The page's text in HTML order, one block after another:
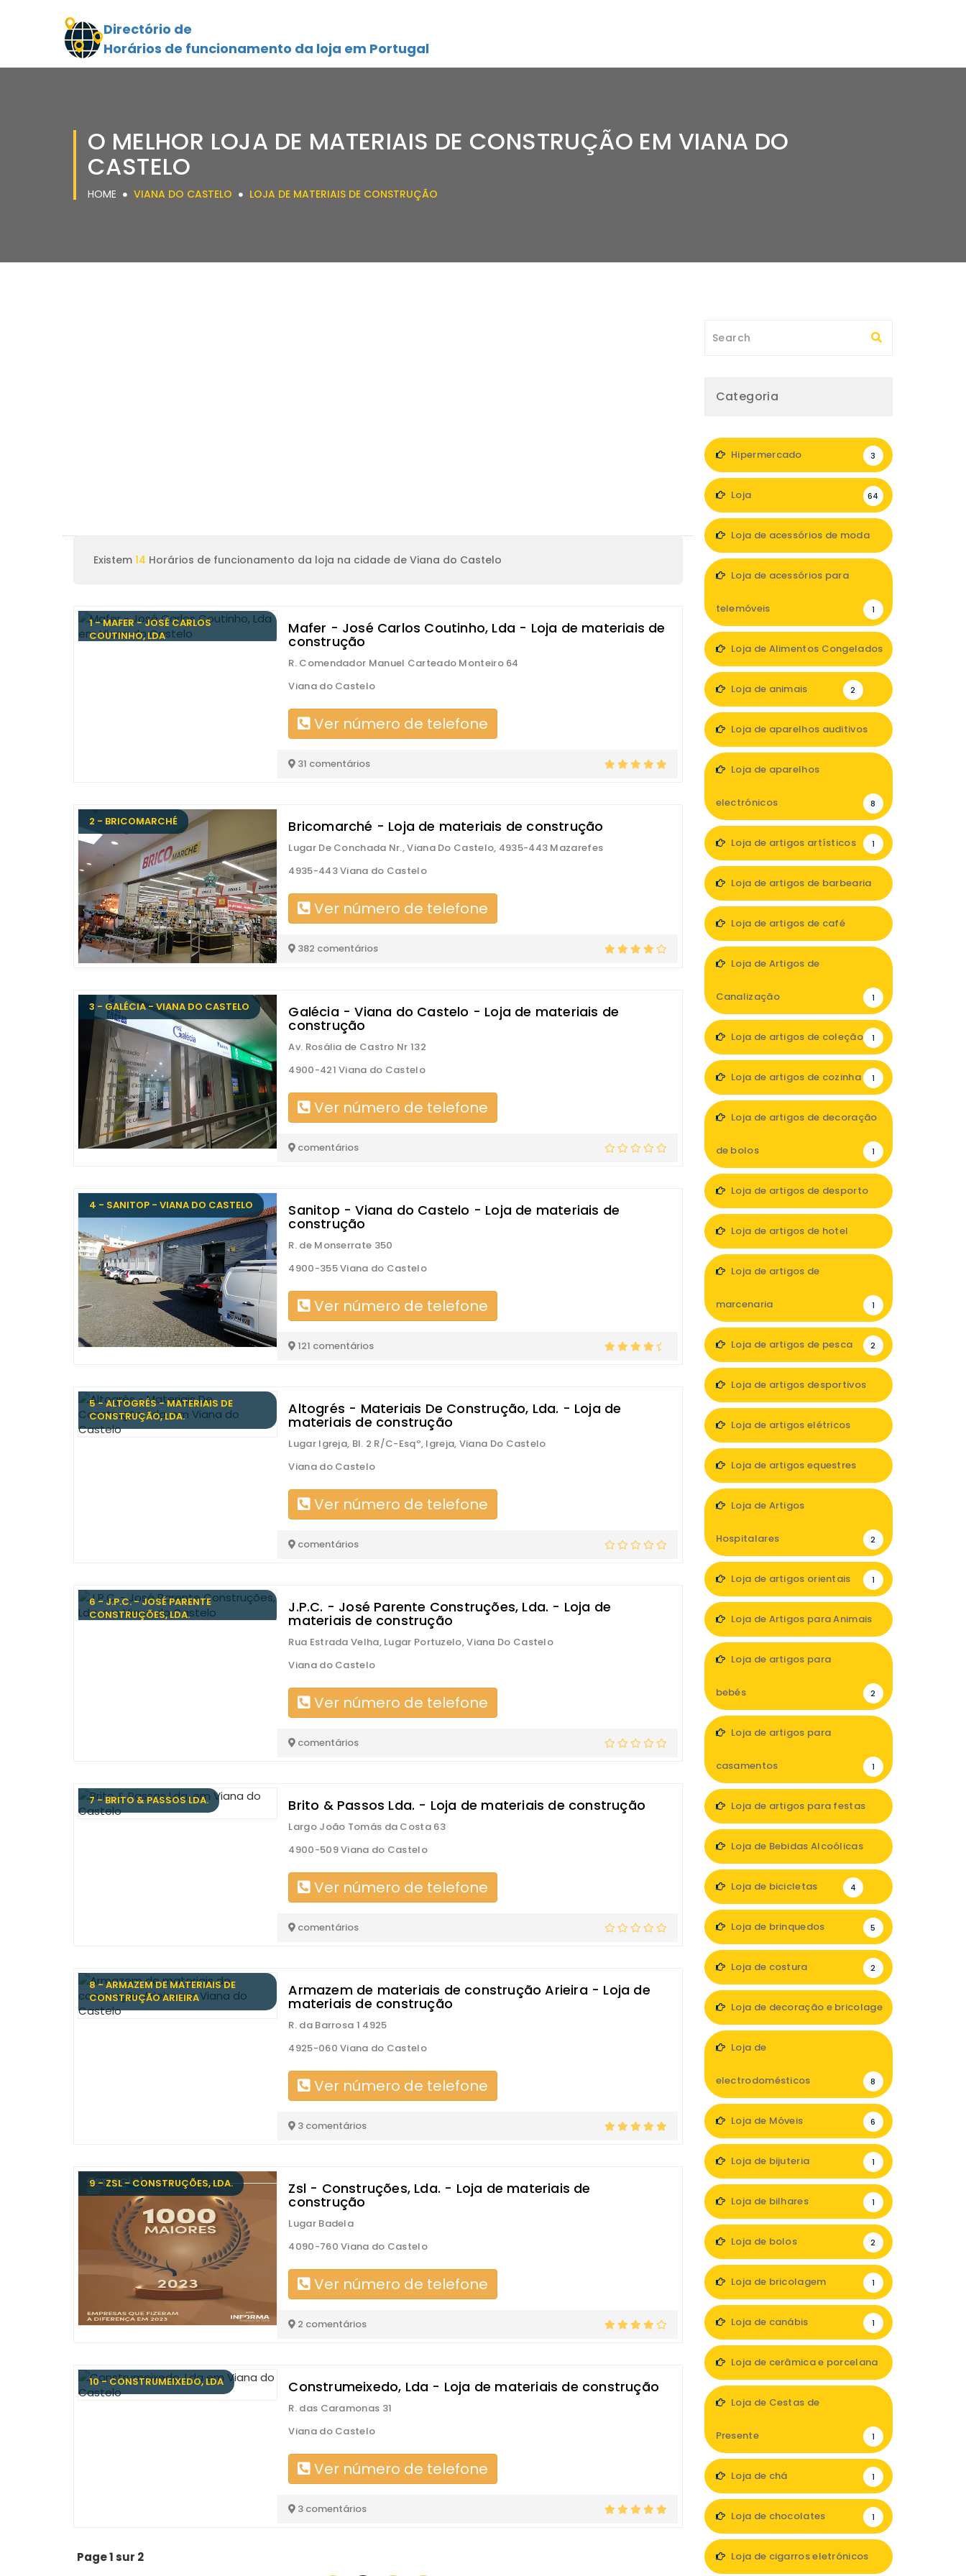
Directório de
Horários de funcionamento da loja em Portugal
O MELHOR LOJA DE MATERIAIS DE CONSTRUÇÃO EM VIANA DO
CASTELO
HOME VIANA DO CASTELO LOJA DE MATERIAIS DE CONSTRUÇÃO
Existem 14 Horários de funcionamento da loja na cidade de Viana do Castelo
1 - MAFER - JOSÉ CARLOS
COUTINHO, LDA
Mafer - José Carlos Coutinho, Lda - Loja de materiais de
construção
R. Comendador Manuel Carteado Monteiro 64
Viana do Castelo
Ver número de telefone
31 comentários
2 - BRICOMARCHÉ Bricomarché - Loja de materiais de construção
Lugar De Conchada Nr., Viana Do Castelo, 4935-443 Mazarefes
4935-443 Viana do Castelo
Ver número de telefone
382 comentários
3 - GALÉCIA - VIANA DO CASTELO Galécia - Viana do Castelo - Loja de materiais de
construção
Av. Rosália de Castro Nr 132
4900-421 Viana do Castelo
Ver número de telefone
comentários
4 - SANITOP - VIANA DO CASTELO Sanitop - Viana do Castelo - Loja de materiais de
construção
R. de Monserrate 350
4900-355 Viana do Castelo
Ver número de telefone
121 comentários
5 - ALTOGRÉS - MATERIAIS DE
CONSTRUÇÃO, LDA.
Altogrés - Materiais De Construção, Lda. - Loja de
materiais de construção
Lugar Igreja, Bl. 2 R/C-Esqº, Igreja, Viana Do Castelo
Viana do Castelo
Ver número de telefone
comentários
6 - J.P.C. - JOSÉ PARENTE
CONSTRUÇÕES, LDA.
J.P.C. - José Parente Construções, Lda. - Loja de
materiais de construção
Rua Estrada Velha, Lugar Portuzelo, Viana Do Castelo
Viana do Castelo
Ver número de telefone
comentários
7 - BRITO & PASSOS LDA. Brito & Passos Lda. - Loja de materiais de construção
Largo João Tomás da Costa 63
4900-509 Viana do Castelo
Ver número de telefone
comentários
8 - ARMAZEM DE MATERIAIS DE
CONSTRUÇÃO ARIEIRA
Armazem de materiais de construção Arieira - Loja de
materiais de construção
R. da Barrosa 1 4925
4925-060 Viana do Castelo
Ver número de telefone
3 comentários
9 - ZSL - CONSTRUÇÕES, LDA. Zsl - Construções, Lda. - Loja de materiais de
construção
Lugar Badela
4090-760 Viana do Castelo
Ver número de telefone
2 comentários
10 - CONSTRUMEIXEDO, LDA Construmeixedo, Lda - Loja de materiais de construção
R. das Caramonas 31
Viana do Castelo
Ver número de telefone
3 comentários
Page 1 sur 2
Categoria
Hipermercado 3
Loja 64
Loja de acessórios de moda
Loja de acessórios para
telemóveis 1
Loja de Alimentos Congelados
Loja de animais 2
Loja de aparelhos auditivos
Loja de aparelhos
electrónicos 8
Loja de artigos artísticos 1
Loja de artigos de barbearia
Loja de artigos de café
Loja de Artigos de
Canalização 1
Loja de artigos de coleção 1
Loja de artigos de cozinha 1
Loja de artigos de decoração
de bolos 1
Loja de artigos de desporto
Loja de artigos de hotel
Loja de artigos de
marcenaria 1
Loja de artigos de pesca 2
Loja de artigos desportivos
Loja de artigos elétricos
Loja de artigos equestres
Loja de Artigos
Hospitalares 2
Loja de artigos orientais 1
Loja de Artigos para Animais
Loja de artigos para
bebés 2
Loja de artigos para
casamentos 1
Loja de artigos para festas
Loja de Bebidas Alcoólicas
Loja de bicicletas 4
Loja de brinquedos 5
Loja de costura 2
Loja de decoração e bricolage
Loja de
electrodomésticos 8
Loja de Móveis 6
Loja de bijuteria 1
Loja de bilhares 1
Loja de bolos 2
Loja de bricolagem 1
Loja de canábis 1
Loja de cerâmica e porcelana
Loja de Cestas de
Presente 1
Loja de chá 1
Loja de chocolates 1
Loja de cigarros eletrónicos